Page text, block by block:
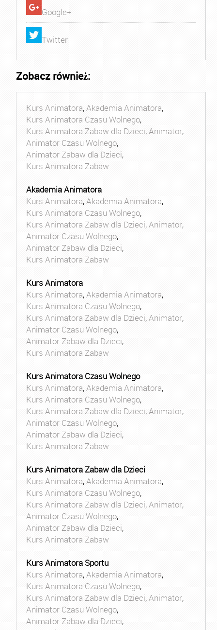
Google+
Twitter
Zobacz również:
Kurs Animatora,Akademia Animatora,
Kurs Animatora Czasu Wolnego,
Kurs Animatora Zabaw dla Dzieci,Animator,
Animator Czasu Wolnego,
Animator Zabaw dla Dzieci,
Kurs Animatora Zabaw
Akademia Animatora
Kurs Animatora,Akademia Animatora,
Kurs Animatora Czasu Wolnego,
Kurs Animatora Zabaw dla Dzieci,Animator,
Animator Czasu Wolnego,
Animator Zabaw dla Dzieci,
Kurs Animatora Zabaw
Kurs Animatora
Kurs Animatora,Akademia Animatora,
Kurs Animatora Czasu Wolnego,
Kurs Animatora Zabaw dla Dzieci,Animator,
Animator Czasu Wolnego,
Animator Zabaw dla Dzieci,
Kurs Animatora Zabaw
Kurs Animatora Czasu Wolnego
Kurs Animatora,Akademia Animatora,
Kurs Animatora Czasu Wolnego,
Kurs Animatora Zabaw dla Dzieci,Animator,
Animator Czasu Wolnego,
Animator Zabaw dla Dzieci,
Kurs Animatora Zabaw
Kurs Animatora Zabaw dla Dzieci
Kurs Animatora,Akademia Animatora,
Kurs Animatora Czasu Wolnego,
Kurs Animatora Zabaw dla Dzieci,Animator,
Animator Czasu Wolnego,
Animator Zabaw dla Dzieci,
Kurs Animatora Zabaw
Kurs Animatora Sportu
Kurs Animatora,Akademia Animatora,
Kurs Animatora Czasu Wolnego,
Kurs Animatora Zabaw dla Dzieci,Animator,
Animator Czasu Wolnego,
Animator Zabaw dla Dzieci,